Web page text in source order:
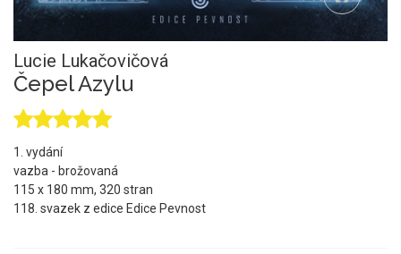
Lucie Lukačovičová
Čepel Azylu
1. vydání
vazba - brožovaná
115 x 180 mm, 320 stran
118. svazek z edice Edice Pevnost